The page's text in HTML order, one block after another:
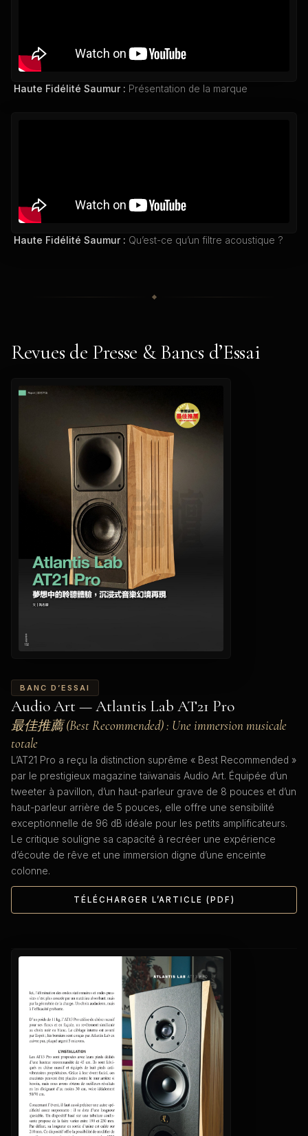
Haute Fidélité Saumur : Présentation de la marque
Haute Fidélité Saumur : Qu’est-ce qu’un filtre acoustique ?
Revues de Presse & Bancs d’Essai
BANC D’ESSAI
Audio Art — Atlantis Lab AT21 Pro
最佳推薦 (Best Recommended) : Une immersion musicale
totale
L’AT21 Pro a reçu la distinction suprême « Best Recommended »
par le prestigieux magazine taïwanais Audio Art. Équipée d’un
tweeter à pavillon, d’un haut-parleur grave de 8 pouces et d’un
haut-parleur arrière de 5 pouces, elle offre une sensibilité
exceptionnelle de 96 dB idéale pour les petits amplificateurs.
Le critique souligne sa capacité à recréer une expérience
d’écoute de rêve et une immersion digne d’une enceinte
colonne.
TÉLÉCHARGER L’ARTICLE (PDF)